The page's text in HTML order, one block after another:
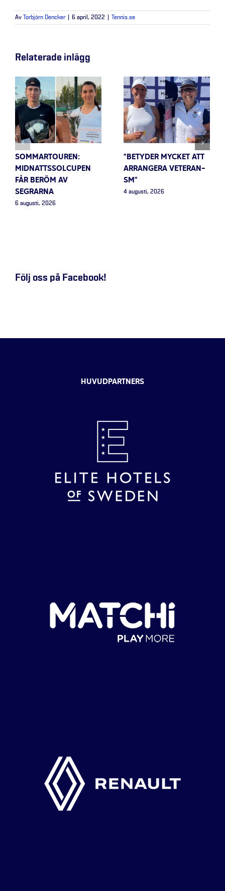
Av Torbjörn Dencker 6 april, 2022 Tennis.se
Relaterade inlägg
SOMMARTOUREN:
MIDNATTSSOLCUPEN
FÅR BERÖM AV
SEGRARNA
6 augusti, 2026
”BETYDER MYCKET ATT
ARRANGERA VETERAN-
SM”
4 augusti, 2026
Följ oss på Facebook!
HUVUDPARTNERS